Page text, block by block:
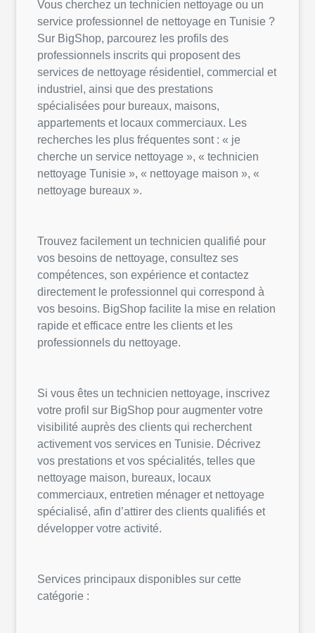
Vous cherchez un technicien nettoyage ou un
service professionnel de nettoyage en Tunisie ?
Sur BigShop, parcourez les profils des
professionnels inscrits qui proposent des
services de nettoyage résidentiel, commercial et
industriel, ainsi que des prestations
spécialisées pour bureaux, maisons,
appartements et locaux commerciaux. Les
recherches les plus fréquentes sont : « je
cherche un service nettoyage », « technicien
nettoyage Tunisie », « nettoyage maison », «
nettoyage bureaux ».
Trouvez facilement un technicien qualifié pour
vos besoins de nettoyage, consultez ses
compétences, son expérience et contactez
directement le professionnel qui correspond à
vos besoins. BigShop facilite la mise en relation
rapide et efficace entre les clients et les
professionnels du nettoyage.
Si vous êtes un technicien nettoyage, inscrivez
votre profil sur BigShop pour augmenter votre
visibilité auprès des clients qui recherchent
activement vos services en Tunisie. Décrivez
vos prestations et vos spécialités, telles que
nettoyage maison, bureaux, locaux
commerciaux, entretien ménager et nettoyage
spécialisé, afin d’attirer des clients qualifiés et
développer votre activité.
Services principaux disponibles sur cette
catégorie :